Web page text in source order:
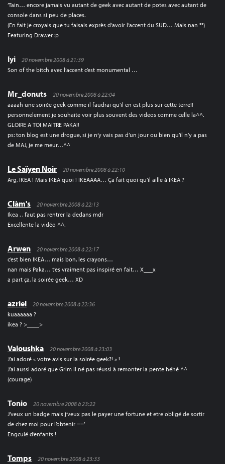
‘Tain… encore jamais vu autant de geek avec autant de potes avec autant de
console dans si peu de places.
(En fait je croyais que tu faisais exprès d’avoir l’accent du SUD… Mais nan °°)
Featuring Drawer :p
lyi
20 novembre 2008 à 21:39
Son of the bitch avec l’accent c’est monumental …
Mr_donuts
20 novembre 2008 à 22:04
aaaah une soirée geek comme il faudrai qu’il en est plus sur cette terre!!
personnelement je souhaite voir plus souvent des videos comme celle la^^.
GLOIRE A TOI MAITRE PAKA!!
ps: ton blog est une drogue, si je n’y vais pas d’un jour ou bien qu’il n’y a pas
de MAJ, je me meur…^^
Le Saïyen Noir
20 novembre 2008 à 22:10
Arg, IKEA ! Mais IKEA quoi ! IKEAAAA… Ça fait quoi qu’il aille à IKEA ?
Clàm's
20 novembre 2008 à 22:13
Ikea . . faut pas rentrer la dedans mdr
Excellente la vidéo ^^.
Arwen
20 novembre 2008 à 22:17
c’est bien IKEA… mais bon, les crayons…
nan mais Paka… t’es vraiment pas inspiré en fait… X___x
a part ça, la soirée geek… XD
azriel
20 novembre 2008 à 22:36
kuaaaaaa ?
ikea ? >____>
Valoushka
20 novembre 2008 à 23:03
J’ai adoré « votre avis sur la soirée geek?! » !
J’ai aussi adoré que Grim il né pas réussi à remonter la pente héhé ^^
(courage)
Tonio
20 novembre 2008 à 23:22
J’veux un badge mais j’veux pas le payer une fortune et etre obligé de sortir
de chez moi pour l’obtenir ==’
Engculé d’enfants !
Tomps 20 novembre 2008 à 23:33